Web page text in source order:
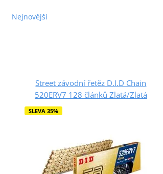
Nejnovější
Street závodní řetěz D.I.D Chain
520ERV7 128 článků Zlatá/Zlatá
SLEVA 35%